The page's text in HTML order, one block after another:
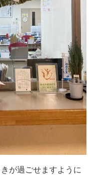
が過ごせますように